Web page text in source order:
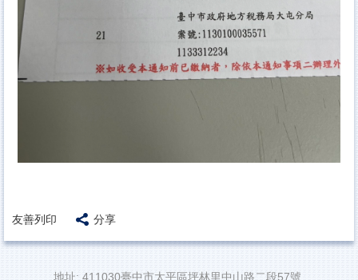
友善列印 分享
地址: 411030臺中市太平區坪林里中山路二段57號